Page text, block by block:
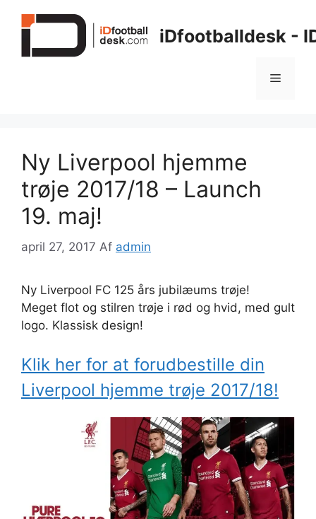
iDfootballdesk -
Menu
Ny Liverpool hjemme
trøje 2017/18 – Launch
19. maj!
april 27, 2017 Af admin
Ny Liverpool FC 125 års jubilæums trøje!
Meget flot og stilren trøje i rød og hvid, med gult
logo. Klassisk design!
Klik her for at forudbestille din
Liverpool hjemme trøje 2017/18!